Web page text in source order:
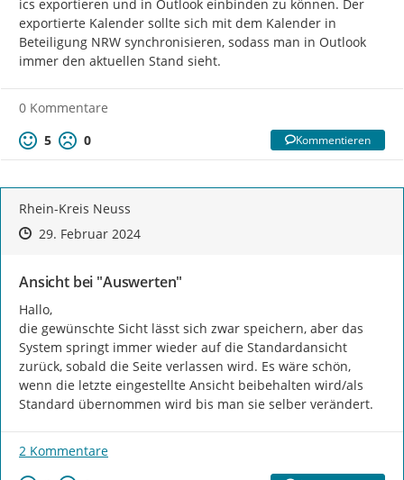
ics exportieren und in Outlook einbinden zu können. Der
exportierte Kalender sollte sich mit dem Kalender in
Beteiligung NRW synchronisieren, sodass man in Outlook
immer den aktuellen Stand sieht.
0 Kommentare
5
0 Kommentieren
Rhein-Kreis Neuss
Zeitpunkt des Erstellens
Zeitpunkt des Erstellens
29. Februar 2024Zur Äußerung
Ansicht bei "Auswerten"
Hallo,
die gewünschte Sicht lässt sich zwar speichern, aber das
System springt immer wieder auf die Standardansicht
zurück, sobald die Seite verlassen wird. Es wäre schön,
wenn die letzte eingestellte Ansicht beibehalten wird/als
Standard übernommen wird bis man sie selber verändert.
2 Kommentare